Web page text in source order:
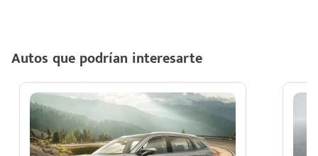
Autos que podrían interesarte